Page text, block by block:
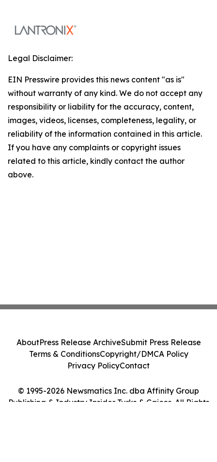
Legal Disclaimer:
EIN Presswire provides this news content "as is"
without warranty of any kind. We do not accept any
responsibility or liability for the accuracy, content,
images, videos, licenses, completeness, legality, or
reliability of the information contained in this article.
If you have any complaints or copyright issues
related to this article, kindly contact the author
above.
© 1995-2026 Newsmatics Inc. dba Affinity Group
Publishing & Industry Insider Turks & Caicos. All Rights
AboutPress Release ArchiveSubmit Press Release
Terms & ConditionsCopyright/DMCA Policy
Privacy PolicyContact